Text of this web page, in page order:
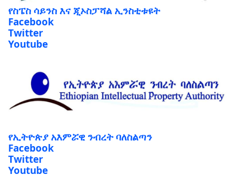
የስፔስ ሳይንስ እና ጂኦስፓሻል ኢንስቲቱዩት
Facebook
Twitter
Youtube
የኢትዮጵያ አእምሯዊ ንብረት ባለስልጣን
Facebook
Twitter
Youtube